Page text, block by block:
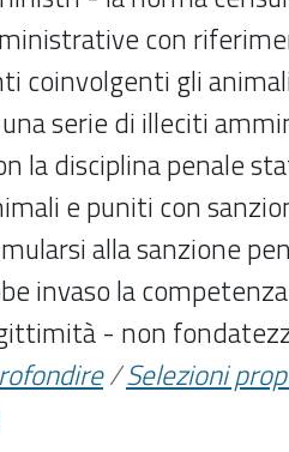
con
coinvolgenti gli
serie di illeciti
la disciplina penale
e puniti con
alla sanzione
invaso la
- non
/Selezioni